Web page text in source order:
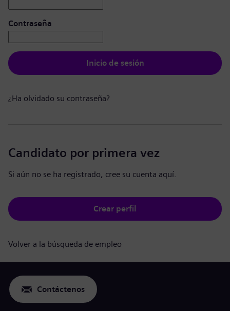
Contraseña
Inicio de sesión
¿Ha olvidado su contraseña?
Candidato por primera vez
Si aún no se ha registrado, cree su cuenta aquí.
Crear perfil
Volver a la búsqueda de empleo
Contáctenos